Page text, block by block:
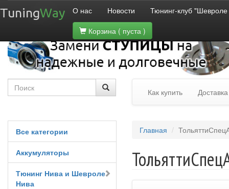
TuningWay О нас Новости
Тюнинг-клуб
Корзина ( пуста )
Как купить Доставка
Все категории
Аккумуляторы
Тюнинг Нива и Шевроле
Нива
Главная